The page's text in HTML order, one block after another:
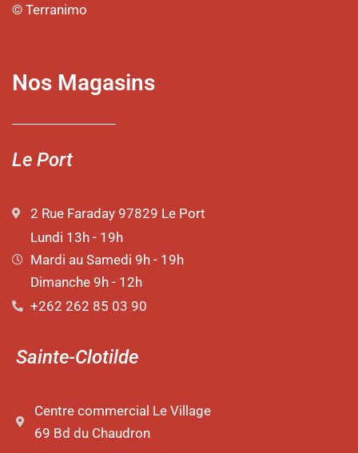
© Terranimo
Nos Magasins
Le Port
2 Rue Faraday 97829 Le Port
Lundi 13h - 19h
Mardi au Samedi 9h - 19h
Dimanche 9h - 12h
+262 262 85 03 90
Sainte-Clotilde
Centre commercial Le Village
69 Bd du Chaudron